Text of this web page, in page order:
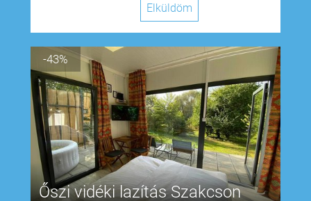
Elküldöm
-43%
Őszi vidéki lazítás Szakcson